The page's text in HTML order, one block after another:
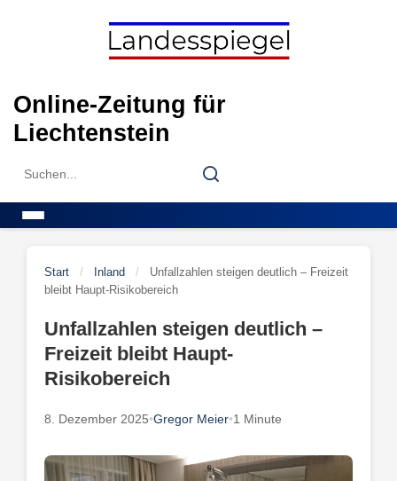
Online-Zeitung für
Liechtenstein
Search
Search
Start / Inland /
Unfallzahlen steigen deutlich – Freizeit
bleibt Haupt-Risikobereich
Unfallzahlen steigen deutlich –
Freizeit bleibt Haupt-
Risikobereich
8. Dezember 2025•Gregor Meier•1 Minute